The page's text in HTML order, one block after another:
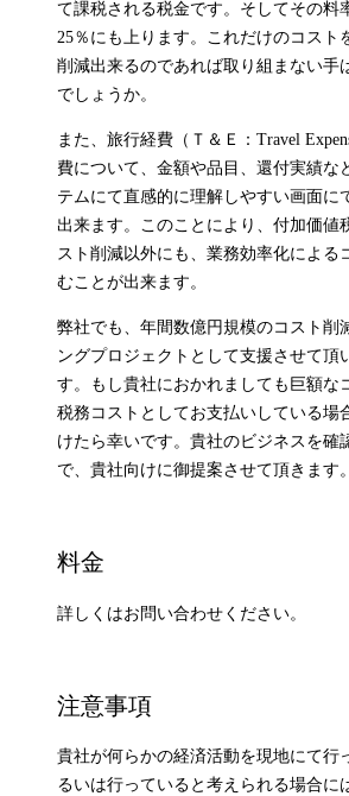
て課税される税金です。そしてその料
25％にも上ります。これだけのコスト
削減出来るのであれば取り組まない手
でしょうか。
また、旅行経費（Ｔ＆Ｅ：Travel
費について、金額や品目、還付実績な
テムにて直感的に理解しやすい画面に
出来ます。このことにより、付加価値
スト削減以外にも、業務効率化による
むことが出来ます。
弊社でも、年間数億円規模のコスト削
ングプロジェクトとして支援させて頂
す。もし貴社におかれましても巨額な
税務コストとしてお支払いしている場
けたら幸いです。貴社のビジネスを確
で、貴社向けに御提案させて頂きます。
料金
詳しくはお問い合わせください。
注意事項
貴社が何らかの経済活動を現地にて行
るいは行っていると考えられる場合に